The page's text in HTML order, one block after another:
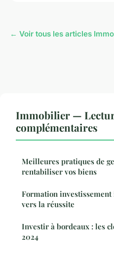
← Voir tous les articles
Immobilier —
complémentaires
Meilleures pratiques de
rentabiliser vos biens
Formation
vers la réussite
Investir à bordeaux : les
2024